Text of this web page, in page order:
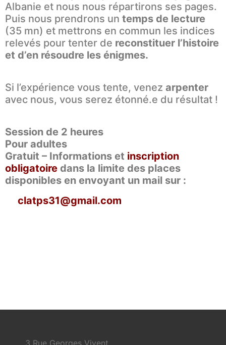
Albanie et nous nous répartirons ses pages.
Puis nous prendrons un temps de lecture
(35 mn) et mettrons en commun les indices
relevés pour tenter de reconstituer l’histoire
et d’en résoudre les énigmes.
Si l’expérience vous tente, venez arpenter
avec nous, vous serez étonné.e du résultat !
Session de 2 heures
Pour adultes
Gratuit – Informations et inscription
obligatoire dans la limite des places
disponibles en envoyant un mail sur :
clatps31@gmail.com